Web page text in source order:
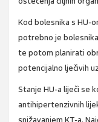
Kod bolesnika s HU-
potrebno je
te potom planirati
potencijalno lječivih
Stanje HU-a liječi se
antihipertenzivnih
snižavanjem KT-a.